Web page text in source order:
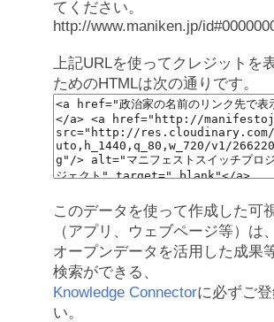
てください。
http://www.maniken.jp/
上記URLを使ってクレジットを
ためのHTMLは次の通りです。
このデータを使って作成した可
（アプリ、ウェブページ等）は、
オープンデータを活用した成果
検索ができる、
Knowledge Connectorに必ずご
い。